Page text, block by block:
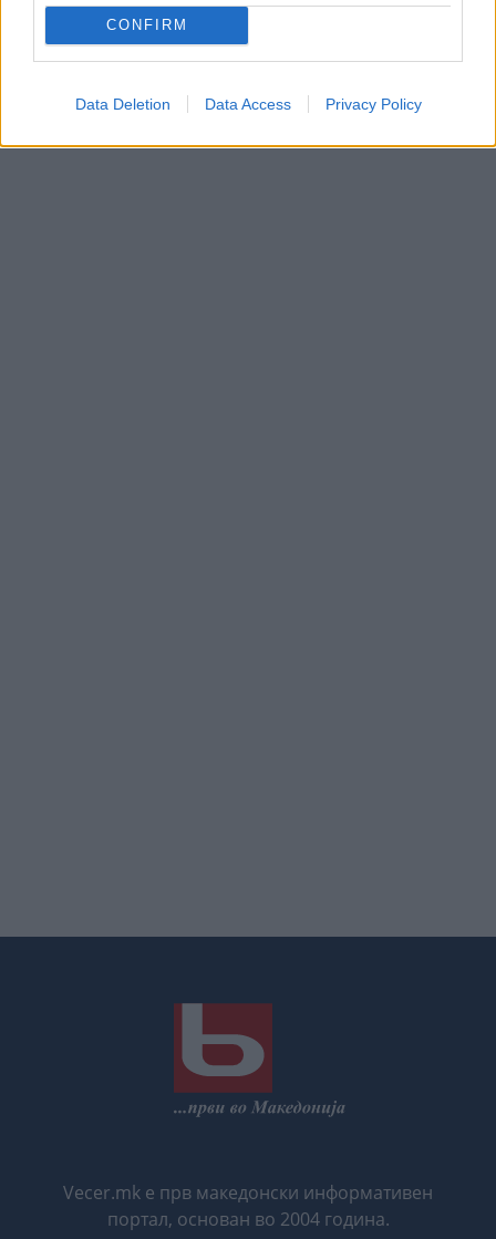
CONFIRM
Data Deletion Data Access Privacy Policy
Вака не било никогаш на
„Евзони“, а на „Градина“ се
чека и пет часа
Исчезнаа десетмина
алпинисти во лавина во
Пакистан- меѓу нив и познат
Vecer.mk е прв македонски информативен
портал, основан во 2004 година.